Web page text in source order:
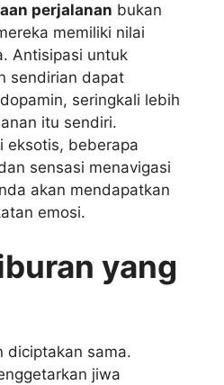
perjalanan bukan
memiliki nilai
Antisipasi untuk
sendirian dapat
seringkali lebih
itu sendiri.
eksotis, beberapa
sensasi menavigasi
akan mendapatkan
emosi.
yang
diciptakan sama.
jiwa